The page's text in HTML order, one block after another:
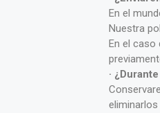
En el
Nuestra
En el caso
·